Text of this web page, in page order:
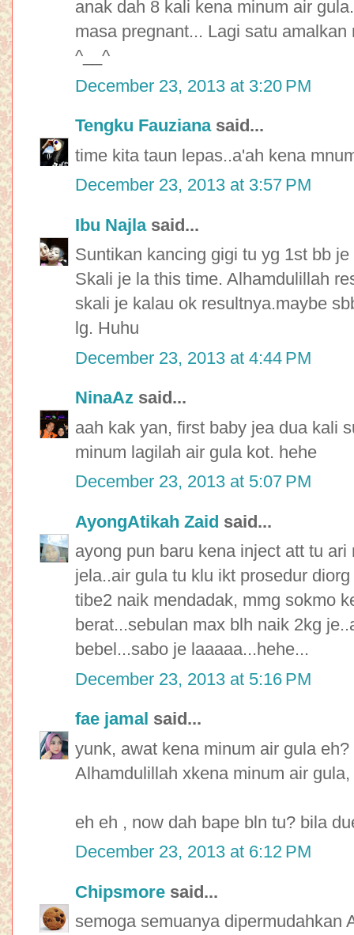
anak dah 8 kali kena minum air
masa pregnant... Lagi satu
^__^
December 23, 2013 at 3:20 PM
Tengku Fauzianasaid...
time kita taun lepas..a'ah kena
December 23, 2013 at 3:57 PM
Ibu Najlasaid...
Suntikan kancing gigi tu yg 1st bb
Skali je la this time. Alhamdulillah
skali je kalau ok resultnya.maybe
lg. Huhu
December 23, 2013 at 4:44 PM
NinaAz said...
aah kak yan, first baby jea dua kali
minum lagilah air gula kot. hehe
December 23, 2013 at 5:07 PM
AyongAtikah Zaid said...
ayong pun baru kena inject att tu
jela..air gula tu klu ikt prosedur
tibe2 naik mendadak, mmg sokmo
berat...sebulan max blh naik 2kg
bebel...sabo je laaaaa...hehe...
December 23, 2013 at 5:16 PM
fae jamal said...
yunk, awat kena minum air gula
Alhamdulillah xkena minum air
eh eh , now dah bape bln tu? bila
December 23, 2013 at 6:12 PM
Chipsmore said...
semoga semuanya dipermudahkan